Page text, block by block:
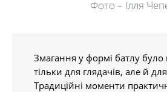
Фото – Ілля
Змагання у формі батлу
тільки для глядачів, але й
Традиційні моменти